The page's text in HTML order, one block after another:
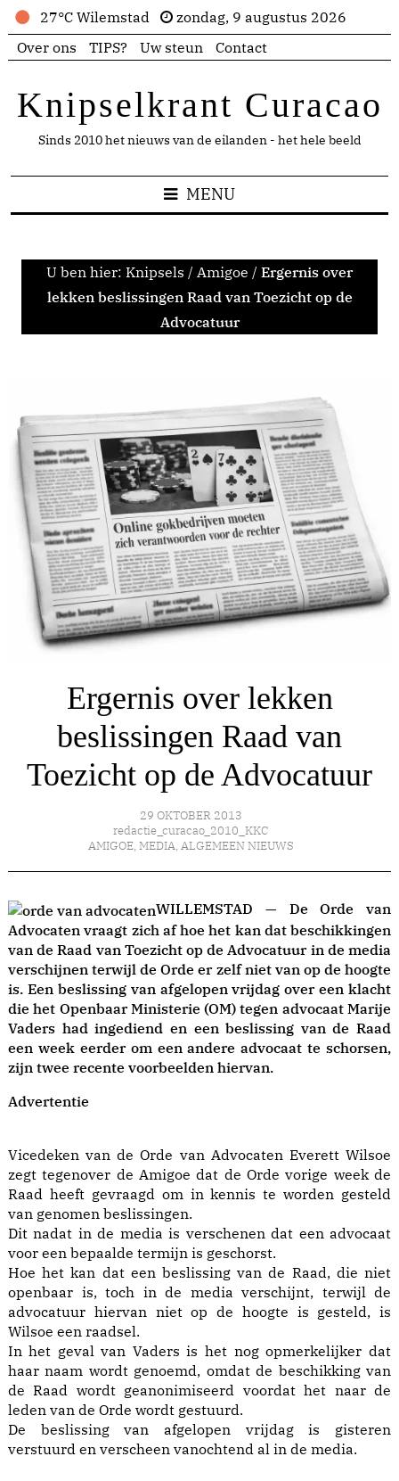
27°C Wilemstad
zondag, 9 augustus 2026
Over ons
TIPS? Uw steun Contact
Knipselkrant Curacao
Sinds 2010 het nieuws van de eilanden - het hele beeld
MENU
U ben hier: Knipsels / Amigoe / Ergernis over
lekken beslissingen Raad van Toezicht op de
Advocatuur
Ergernis over lekken
beslissingen Raad van
Toezicht op de Advocatuur
29 OKTOBER 2013
redactie_curacao_2010_KKC
AMIGOE, MEDIA, ALGEMEEN NIEUWS
WILLEMSTAD — De Orde van
Advocaten vraagt zich af hoe het kan dat beschikkingen
van de Raad van Toezicht op de Advocatuur in de media
verschijnen terwijl de Orde er zelf niet van op de hoogte
is. Een beslissing van afgelopen vrijdag over een klacht
die het Openbaar Ministerie (OM) tegen advocaat Marije
Vaders had ingediend en een beslissing van de Raad
een week eerder om een andere advocaat te schorsen,
zijn twee recente voorbeelden hiervan.
Advertentie
Vicedeken van de Orde van Advocaten Everett Wilsoe
zegt tegenover de Amigoe dat de Orde vorige week de
Raad heeft gevraagd om in kennis te worden gesteld
van genomen beslissingen.
Dit nadat in de media is verschenen dat een advocaat
voor een bepaalde termijn is geschorst.
Hoe het kan dat een beslissing van de Raad, die niet
openbaar is, toch in de media verschijnt, terwijl de
advocatuur hiervan niet op de hoogte is gesteld, is
Wilsoe een raadsel.
In het geval van Vaders is het nog opmerkelijker dat
haar naam wordt genoemd, omdat de beschikking van
de Raad wordt geanonimiseerd voordat het naar de
leden van de Orde wordt gestuurd.
De beslissing van afgelopen vrijdag is gisteren
verstuurd en verscheen vanochtend al in de media.